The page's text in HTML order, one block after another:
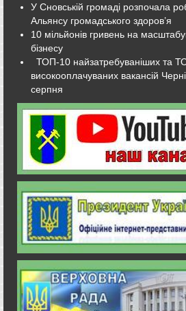
У Сновській громаді розпочала
Альянсу громадського здоров’я
10 мільйонів гривень на
бізнесу
ТОП-10 найзатребуваніших та
високооплачуваних вакансій
серпня